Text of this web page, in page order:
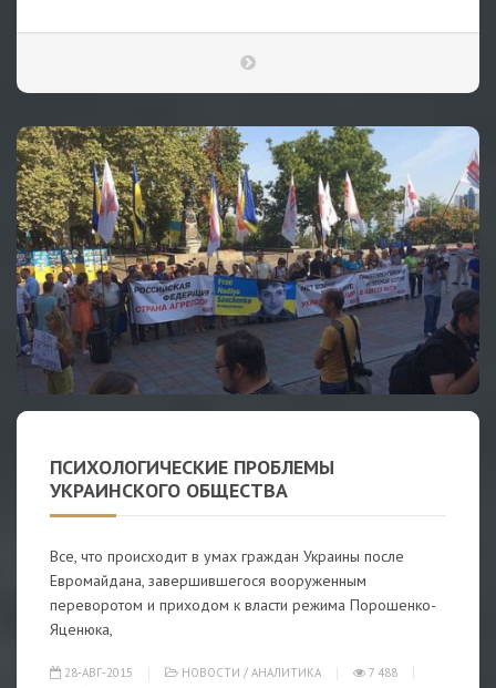
ПСИХОЛОГИЧЕСКИЕ ПРОБЛЕМЫ
УКРАИНСКОГО ОБЩЕСТВА
Все, что происходит в умах граждан Украины после
Евромайдана, завершившегося вооруженным
переворотом и приходом к власти режима Порошенко-
Яценюка,
28-АВГ-2015 НОВОСТИ / АНАЛИТИКА
7 488